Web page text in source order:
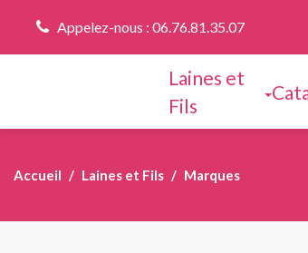
Appelez-nous : 06.76.81.35.07
Laines et
Fils
Accueil Laines et Fils Marques